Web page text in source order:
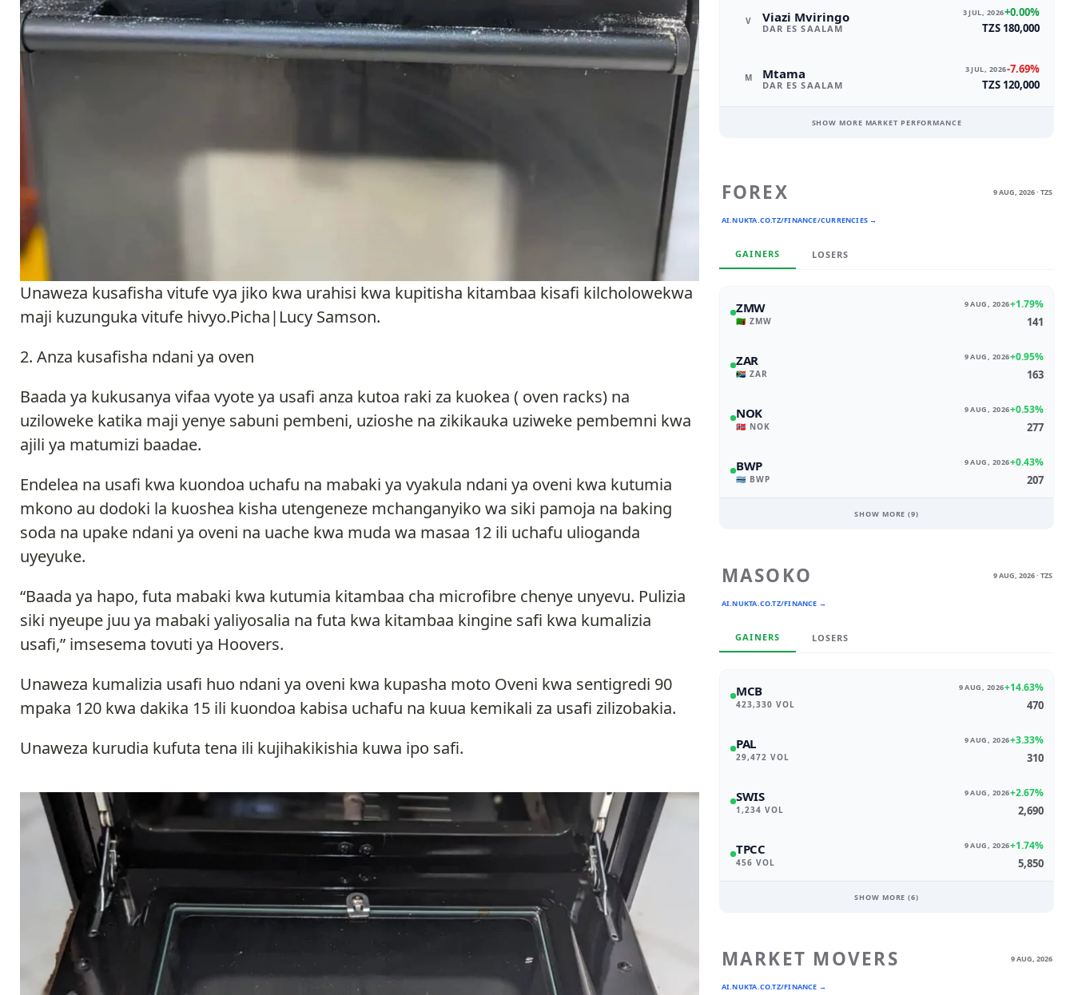
Unaweza kusafisha vitufe vya jiko kwa urahisi kwa kupitisha kitambaa kisafi kilcholowekwa
maji kuzunguka vitufe hivyo.Picha|Lucy Samson.
Anza kusafisha ndani ya oven
Baada ya kukusanya vifaa vyote ya usafi anza kutoa raki za kuokea ( oven racks) na
uziloweke katika maji yenye sabuni pembeni, uzioshe na zikikauka uziweke pembemni kwa
ajili ya matumizi baadae.
Endelea na usafi kwa kuondoa uchafu na mabaki ya vyakula ndani ya oveni kwa kutumia
mkono au dodoki la kuoshea kisha utengeneze mchanganyiko wa siki pamoja na baking
soda na upake ndani ya oveni na uache kwa muda wa masaa 12 ili uchafu ulioganda
uyeyuke.
“Baada ya hapo, futa mabaki kwa kutumia kitambaa cha microfibre chenye unyevu. Pulizia
siki nyeupe juu ya mabaki yaliyosalia na futa kwa kitambaa kingine safi kwa kumalizia
usafi,” imsesema tovuti ya Hoovers.
Unaweza kumalizia usafi huo ndani ya oveni kwa kupasha moto Oveni kwa sentigredi 90
mpaka 120 kwa dakika 15 ili kuondoa kabisa uchafu na kuua kemikali za usafi zilizobakia.
Unaweza kurudia kufuta tena ili kujihakikishia kuwa ipo safi.
V Viazi Mviringo
DAR ES SAALAM
3 JUL, 2026+0.00%
TZS 180,000
M Mtama
DAR ES SAALAM
3 JUL, 2026-7.69%
TZS 120,000
SHOW MORE MARKET PERFORMANCE
FOREX
AI.NUKTA.CO.TZ/FINANCE/CURRENCIES →
9 AUG, 2026 · TZS
GAINERS LOSERS
ZMW
🇿🇲 ZMW
9 AUG, 2026+1.79%
141
ZAR
🇿🇦 ZAR
9 AUG, 2026+0.95%
163
NOK
🇳🇴 NOK
9 AUG, 2026+0.53%
277
BWP
🇧🇼 BWP
9 AUG, 2026+0.43%
207
SHOW MORE (9)
MASOKO
AI.NUKTA.CO.TZ/FINANCE →
9 AUG, 2026 · TZS
GAINERS LOSERS
MCB
423,330 VOL
9 AUG, 2026+14.63%
470
PAL
29,472 VOL
9 AUG, 2026+3.33%
310
SWIS
1,234 VOL
9 AUG, 2026+2.67%
2,690
TPCC
456 VOL
9 AUG, 2026+1.74%
5,850
SHOW MORE (6)
MARKET MOVERS
AI.NUKTA.CO.TZ/FINANCE →
9 AUG, 2026